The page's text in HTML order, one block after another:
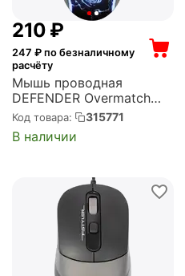
‍210‍ ₽
247 ₽ по безналичному
расчёту
Мышь проводная
DEFENDER Overmatch
GM-069 Black USB, 2400
dpi, оптическая, чёрная,
рисунок (52069)
Код товара: 315771
В наличии